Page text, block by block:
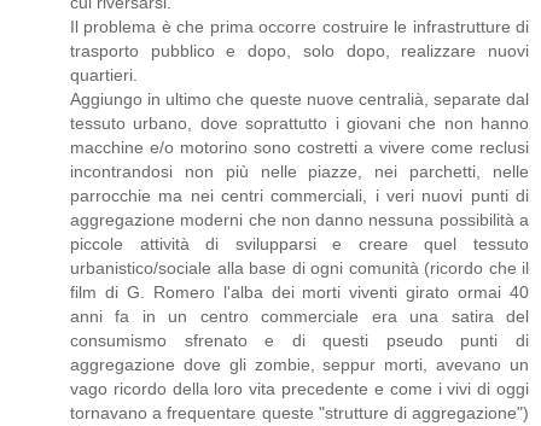
Il problema è che prima occorre costruire le infrastrutture di
trasporto pubblico e dopo, solo dopo, realizzare nuovi
quartieri.
Aggiungo in ultimo che queste nuove centralià, separate dal
tessuto urbano, dove soprattutto i giovani che non hanno
macchine e/o motorino sono costretti a vivere come reclusi
incontrandosi non più nelle piazze, nei parchetti, nelle
parrocchie ma nei centri commerciali, i veri nuovi punti di
aggregazione moderni che non danno nessuna possibilità a
piccole attività di svilupparsi e creare quel tessuto
urbanistico/sociale alla base di ogni comunità (ricordo che il
film di G. Romero l'alba dei morti viventi girato ormai 40
anni fa in un centro commerciale era una satira del
consumismo sfrenato e di questi pseudo punti di
aggregazione dove gli zombie, seppur morti, avevano un
vago ricordo della loro vita precedente e come i vivi di oggi
tornavano a frequentare queste "strutture di aggregazione")